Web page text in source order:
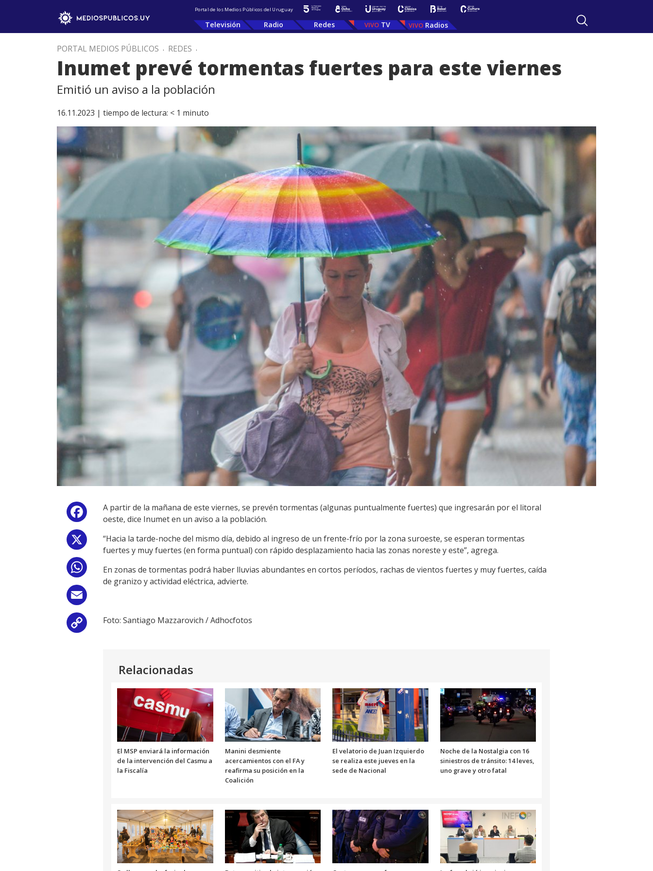
Portal de los Medios Públicos del Uruguay
Televisión Radio Redes TV Radios
PORTAL MEDIOS PÚBLICOS . REDES .
Inumet prevé tormentas fuertes para este viernes
Emitió un aviso a la población
16.11.2023 | tiempo de lectura: < 1 minuto
Facebook
WhatsApp
Copy
A partir de la mañana de este viernes, se prevén tormentas (algunas puntualmente fuertes) que ingresarán por el litoral
oeste, dice Inumet en un aviso a la población.
“Hacia la tarde-noche del mismo día, debido al ingreso de un frente-frío por la zona suroeste, se esperan tormentas
fuertes y muy fuertes (en forma puntual) con rápido desplazamiento hacia las zonas noreste y este”, agrega.
En zonas de tormentas podrá haber lluvias abundantes en cortos períodos, rachas de vientos fuertes y muy fuertes, caída
de granizo y actividad eléctrica, advierte.
Foto: Santiago Mazzarovich / Adhocfotos
Relacionadas
El MSP enviará la información
de la intervención del Casmu a
la Fiscalía
Manini desmiente
acercamientos con el FA y
reafirma su posición en la
Coalición
El velatorio de Juan Izquierdo
se realiza este jueves en la
sede de Nacional
Noche de la Nostalgia con 16
siniestros de tránsito: 14 leves,
uno grave y otro fatal